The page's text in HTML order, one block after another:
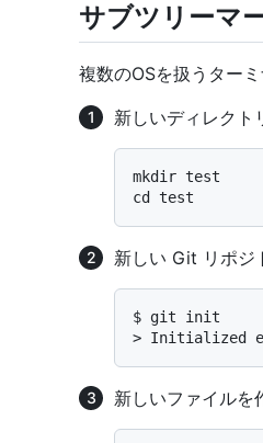
サブツリーマ
複数のOSを扱うターミ
新しいディレクト
mkdir test
新しい Git リポジ
$ git init
> Initialized
新しいファイルを